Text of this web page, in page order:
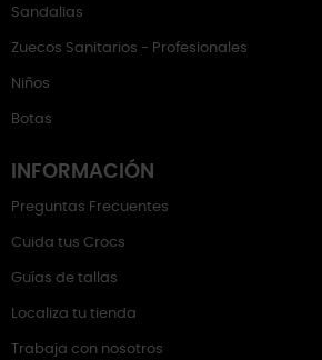
Sandalias
Zuecos Sanitarios - Profesionales
Niños
Botas
INFORMACIÓN
Preguntas Frecuentes
Cuida tus Crocs
Guías de tallas
Localiza tu tienda
Trabaja con nosotros